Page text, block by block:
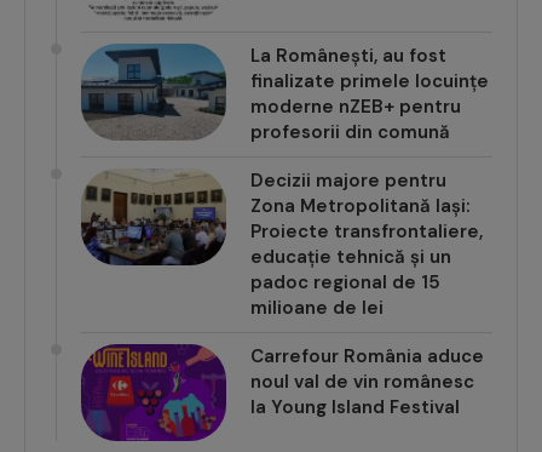
La Românești, au fost
finalizate primele locuințe
moderne nZEB+ pentru
profesorii din comună
Decizii majore pentru
Zona Metropolitană Iași:
Proiecte transfrontaliere,
educație tehnică și un
padoc regional de 15
milioane de lei
Carrefour România aduce
noul val de vin românesc
la Young Island Festival